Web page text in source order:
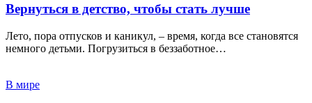
Вернуться в детство, чтобы стать лучше
Лето, пора отпусков и каникул, – время, когда все становятся
немного детьми. Погрузиться в беззаботное…
В мире